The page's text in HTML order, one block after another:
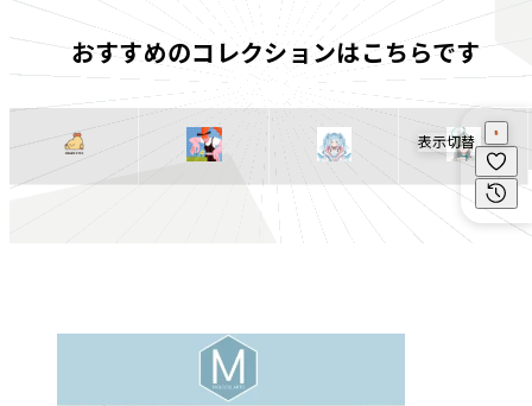
おすすめのコレクションはこちらです
表示切替